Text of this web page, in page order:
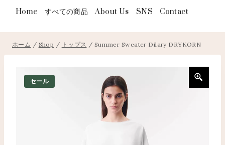
Home すべての商品 About Us SNS Contact
ホーム / Shop / トップス / Summer Sweater Dilary DRYKORN
セール